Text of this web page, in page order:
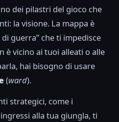
dei pilastri del gioco che
la visione. La mappa è
guerra” che ti impedisce
è vicino ai tuoi alleati o alle
hai bisogno di usare
(ward).
strategici, come i
alla tua giungla, ti